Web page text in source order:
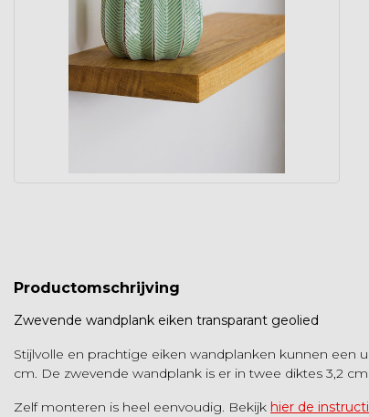
Productomschrijving
Zwevende wandplank eiken transparant geolied
Stijlvolle en prachtige eiken wandplanken kunnen een
cm. De zwevende wandplank is er in twee diktes 3,2
Zelf monteren is heel eenvoudig. Bekijk hier de